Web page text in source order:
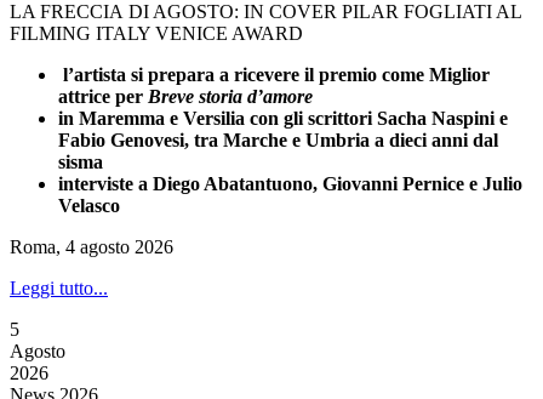
LA FRECCIA DI AGOSTO: IN COVER PILAR FOGLIATI AL
FILMING ITALY VENICE AWARD
l’artista si prepara a ricevere il premio come Miglior
attrice per Breve storia d’amore
in Maremma e Versilia con gli scrittori Sacha Naspini e
Fabio Genovesi, tra Marche e Umbria a dieci anni dal
sisma
interviste a Diego Abatantuono, Giovanni Pernice e Julio
Velasco
Roma, 4 agosto 2026
Leggi tutto...
5
Agosto
2026
News 2026